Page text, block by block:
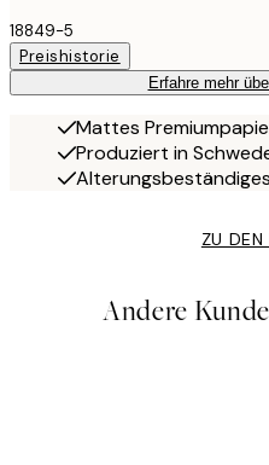
18849-5
Preishistorie
Erfahre mehr
Mattes
Produziert in
ZU DEN
Andere